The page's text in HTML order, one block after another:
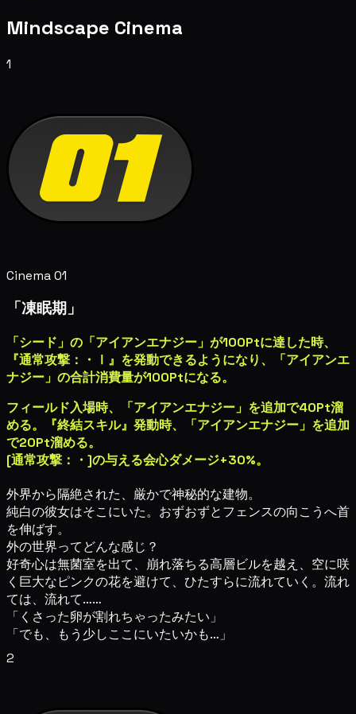
Mindscape Cinema
1
Cinema 01
「凍眠期」
「シード」の「アイアンエナジー」が100Ptに達した時、
『通常攻撃：
・
Ⅰ』を発動できるようになり、「アイアンエ
ナジー」の合計消費量が100Ptになる。
フィールド入場時、「アイアンエナジー」を追加で40Pt溜
める。『終結スキル』発動時、「アイアンエナジー」を追加
で20Pt溜める。
[通常攻撃：
・ ]の与える会心ダメージ+30%。
外界から隔絶された、厳かで神秘的な建物。
純白の彼女はそこにいた。おずおずとフェンスの向こうへ首
を伸ばす。
外の世界ってどんな感じ？
好奇心は無菌室を出て、崩れ落ちる高層ビルを越え、空に咲
く巨大なピンクの花を避けて、ひたすらに流れていく。流れ
ては、流れて……
「くさった卵が割れちゃったみたい」
「でも、もう少しここにいたいかも…」
2